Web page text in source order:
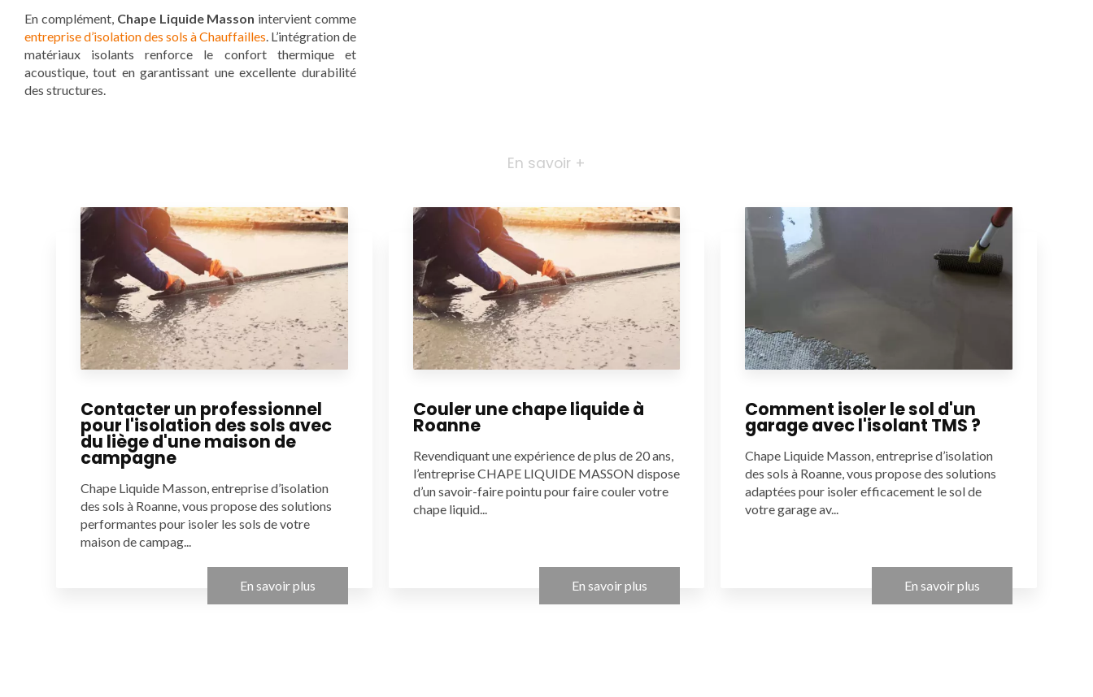
En complément, Chape Liquide Masson intervient comme
entreprise d’isolation des sols à Chauffailles . L’intégration de
matériaux isolants renforce le confort thermique et
acoustique, tout en garantissant une excellente durabilité
des structures.
En savoir +
Contacter un professionnel
pour l'isolation des sols avec
du liège d'une maison de
campagne
Chape Liquide Masson, entreprise d’isolation
des sols à Roanne, vous propose des solutions
performantes pour isoler les sols de votre
maison de campag...
En savoir plus
Couler une chape liquide à
Roanne
Revendiquant une expérience de plus de 20 ans,
l’entreprise CHAPE LIQUIDE MASSON dispose
d’un savoir-faire pointu pour faire couler votre
chape liquid...
En savoir plus
Comment isoler le sol d'un
garage avec l'isolant TMS ?
Chape Liquide Masson, entreprise d’isolation
des sols à Roanne, vous propose des solutions
adaptées pour isoler efficacement le sol de
votre garage av...
En savoir plus